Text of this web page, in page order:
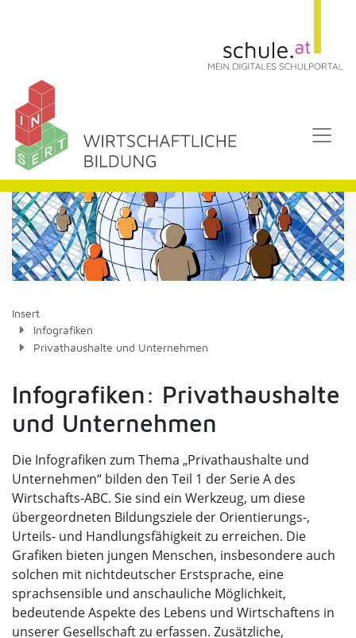
Insert
Infografiken
Privathaushalte und Unternehmen
Infografiken: Privathaushalte
und Unternehmen
Die Infografiken zum Thema „Privathaushalte und
Unternehmen“ bilden den Teil 1 der Serie A des
Wirtschafts-ABC. Sie sind ein Werkzeug, um diese
übergeordneten Bildungsziele der Orientierungs-,
Urteils- und Handlungsfähigkeit zu erreichen. Die
Grafiken bieten jungen Menschen, insbesondere auch
solchen mit nichtdeutscher Erstsprache, eine
sprachsensible und anschauliche Möglichkeit,
bedeutende Aspekte des Lebens und Wirtschaftens in
unserer Gesellschaft zu erfassen. Zusätzliche,